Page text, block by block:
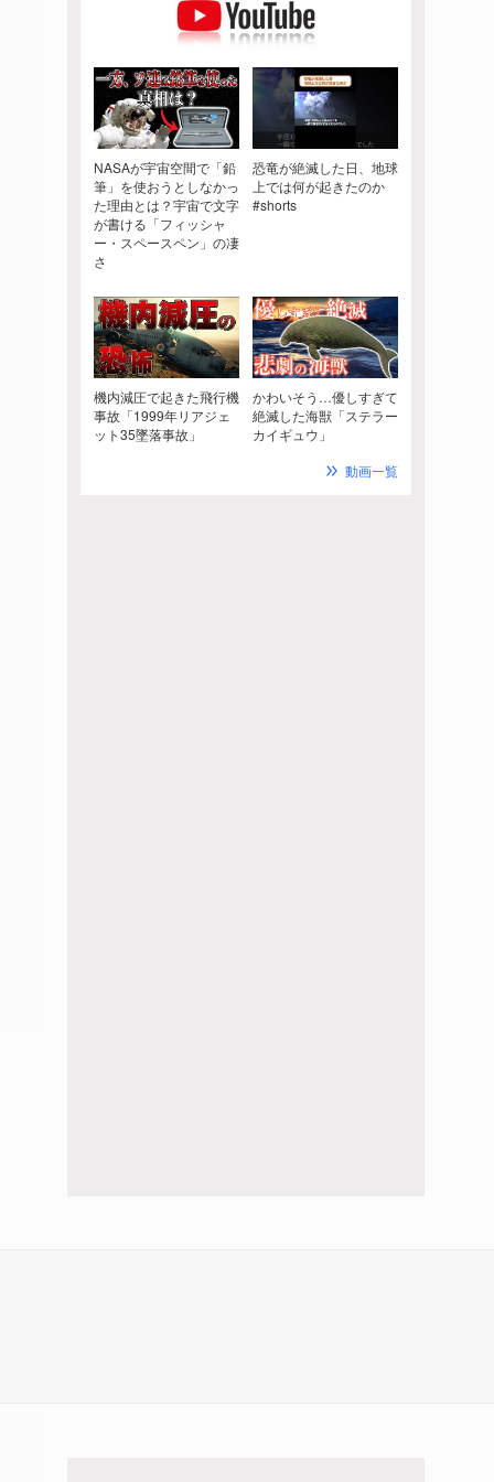
NASAが宇宙空間で「鉛
筆」を使おうとしなかっ
た理由とは？宇宙で文字
が書ける「フィッシャ
ー・スペースペン」の凄
さ
恐竜が絶滅した日、地球
上では何が起きたのか
#shorts
機内減圧で起きた飛行機
事故「1999年リアジェ
ット35墜落事故」
かわいそう…優しすぎて
絶滅した海獣「ステラー
カイギュウ」
動画一覧